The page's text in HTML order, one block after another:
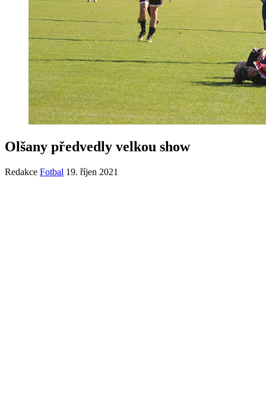
Olšany předvedly velkou show
Redakce Fotbal 19. říjen 2021